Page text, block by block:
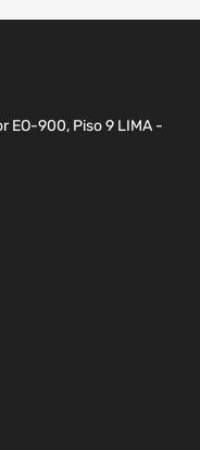
EO-900, Piso 9 LIMA -